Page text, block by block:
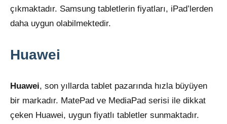
çıkmaktadır. Samsung tabletlerin fiyatları, iPad’lerden
daha uygun olabilmektedir.
Huawei
Huawei, son yıllarda tablet pazarında hızla büyüyen
bir markadır. MatePad ve MediaPad serisi ile dikkat
çeken Huawei, uygun fiyatlı tabletler sunmaktadır.